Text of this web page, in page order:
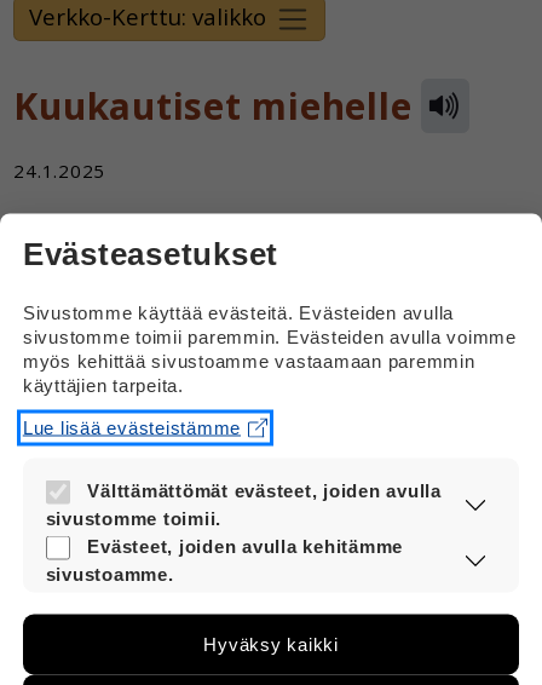
Verkko-Kerttu: valikko
Kuukautiset miehelle
24.1.2025
Tarkoitin kyllä, voiko tulla kuukautiset, jos ei ole
transmies?
Vastaus
Hei
Miehelle ei voi tulla kuukautiset.
Siirry Vernerin yleispuolelle
Evästeasetukset
Sivustomme käyttää evästeitä. Evästeiden avulla
sivustomme toimii paremmin. Evästeiden avulla voimme
myös kehittää sivustoamme vastaamaan paremmin
käyttäjien tarpeita.
Lue lisää evästeistämme
Välttämättömät evästeet, joiden avulla
sivustomme toimii.
Nämä evästeet ovat aina käytössä, jotta
sivustoamme voi käyttää sujuvasti ja
Evästeet, joiden avulla kehitämme
sivustoamme.
voimme kehittää sivustoamme vastaamaan
paremmin käyttäjien tarpeita. Tietoa kerätään
Hyväksy kaikki